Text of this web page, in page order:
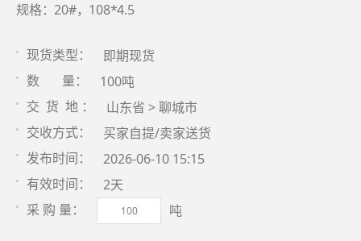
规格：20#，108*4.5
现货类型： 即期现货
数 量： 100吨
交 货 地 ： 山东省 > 聊城市
交收方式： 买家自提/卖家送货
发布时间： 2026-06-10 15:15
有效时间： 2天
采 购 量： 吨